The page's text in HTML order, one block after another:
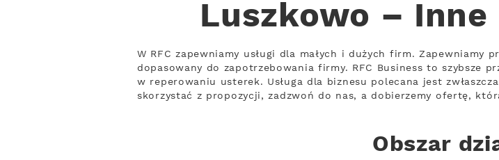
Luszkowo – Inne
W RFC zapewniamy usługi dla małych i dużych firm. Zapewniamy
dopasowany do zapotrzebowania firmy. RFC Business to szybsze
w reperowaniu usterek. Usługa dla biznesu polecana jest
skorzystać z propozycji, zadzwoń do nas, a dobierzemy ofertę,
Obszar